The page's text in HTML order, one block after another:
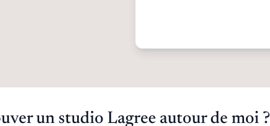
un studio Lagree autour de moi ?